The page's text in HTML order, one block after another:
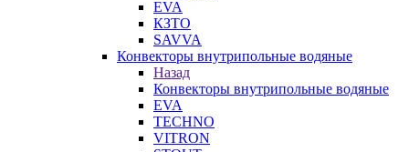
EVA
КЗТО
SAVVA
Конвекторы внутрипольные водяные
Назад
Конвекторы внутрипольные водяные
EVA
TECHNO
VITRON